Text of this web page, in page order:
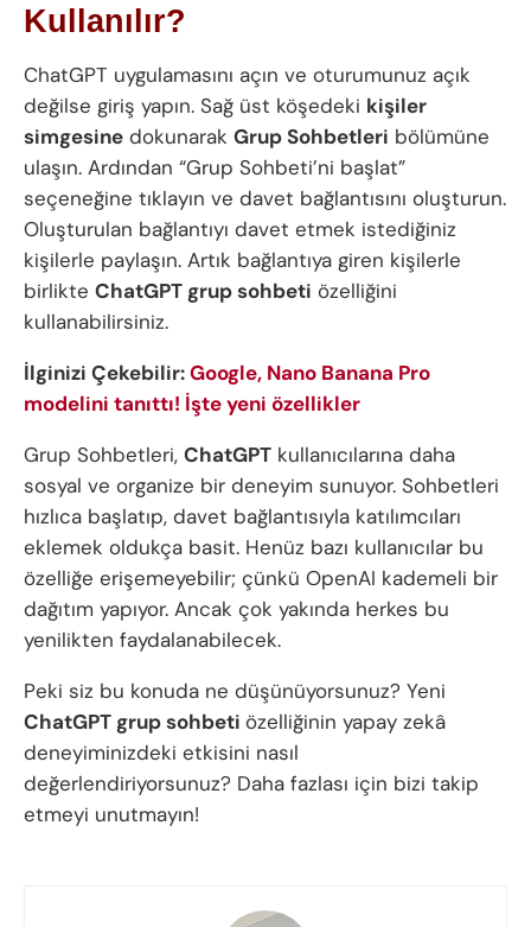
Kullanılır?
ChatGPT uygulamasını açın ve oturumunuz açık
değilse giriş yapın. Sağ üst köşedeki kişiler
simgesine dokunarak Grup Sohbetleri bölümüne
ulaşın. Ardından “Grup Sohbeti’ni başlat”
seçeneğine tıklayın ve davet bağlantısını oluşturun.
Oluşturulan bağlantıyı davet etmek istediğiniz
kişilerle paylaşın. Artık bağlantıya giren kişilerle
birlikte ChatGPT grup sohbeti özelliğini
kullanabilirsiniz.
İlginizi Çekebilir:Google, Nano Banana Pro
modelini tanıttı! İşte yeni özellikler
Grup Sohbetleri, ChatGPT kullanıcılarına daha
sosyal ve organize bir deneyim sunuyor. Sohbetleri
hızlıca başlatıp, davet bağlantısıyla katılımcıları
eklemek oldukça basit. Henüz bazı kullanıcılar bu
özelliğe erişemeyebilir; çünkü OpenAI kademeli bir
dağıtım yapıyor. Ancak çok yakında herkes bu
yenilikten faydalanabilecek.
Peki siz bu konuda ne düşünüyorsunuz? Yeni
ChatGPT grup sohbeti özelliğinin yapay zekâ
deneyiminizdeki etkisini nasıl
değerlendiriyorsunuz? Daha fazlası için bizi takip
etmeyi unutmayın!